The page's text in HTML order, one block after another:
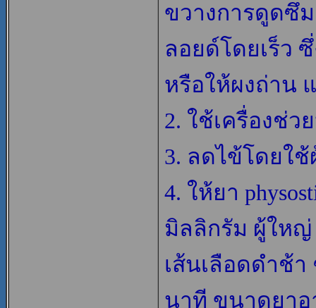
ขวางการดูดซึ
ลอยด์โดยเร็ว
หรือให้ผงถ่าน
2. ใช้เครื่องช่ว
3. ลดไข้โดยใ
4. ให้ยา
มิลลิกรัม ผู้ใหญ่
เส้นเลือดดำช้า
นาที ขนาดยา